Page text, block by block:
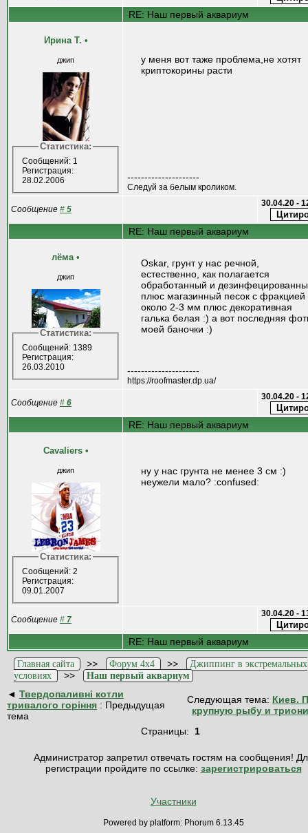
RE: Наш первый аквариум
Ирина Т. •
джип
Статистика:
Сообщений: 1
Регистрация:
28.02.2006
у меня вот таже проблема,не хотят
криптокорины расти
---------------------
Следуй за белым кроликом.
Сообщение # 5
30.04.20 -
RE: Наш первый аквариум
лёма •
джип
Статистика:
Сообщений: 1389
Регистрация:
26.03.2010
Oskar, грунт у нас речной,
естественно, как полагается
обработанный и
плюс магазинный песок с фракцией
около 2-3 мм плюс декоративная
галька белая :) а вот последняя
моей баночки :)
---------------------
https://roofmaster.dp.ua/
Сообщение # 6
30.04.20 -
RE: Наш первый аквариум
Cavaliers •
джип
Статистика:
Сообщений: 2
Регистрация:
09.01.2007
ну у нас грунта не менее 3 см :)
неужели мало? :confused:
Сообщение # 7
30.04.20 -
RE: Наш первый аквариум
Главная сайта >> Форум 4x4 >>
Джиппинг в экстремальных
условиях
>> Наш первый аквариум
◄ Твердопаливні котли
тривалого горіння : Предыдущая
тема
Следующая тема: Киев.
крупную рыбу и
Страницы: 1
Администратор запретил отвечать гостям на сообщения!
регистрации пройдите по ссылке: зарегистрироваться
Участники
Powered by platform: Phorum 6.13.45